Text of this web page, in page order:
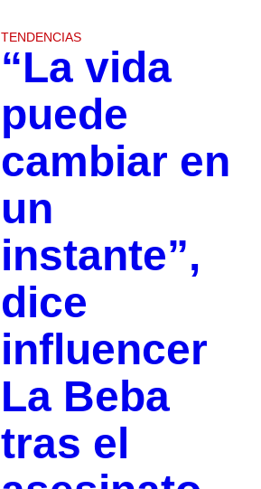
TENDENCIAS
“La vida
puede
cambiar en
un
instante”,
dice
influencer
La Beba
tras el